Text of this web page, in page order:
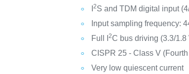
I2S and TDM digital input
Input sampling frequency:
Full I2C bus driving (3.3/1.8
CISPR 25 - Class V
Very low quiescent current